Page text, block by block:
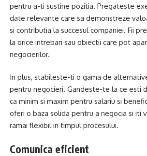
pentru a-ti sustine pozitia. Pregateste
date relevante care sa demonstreze
si contributia la succesul companiei. Fii
la orice intrebari sau obiectii care pot
negocierilor.
In plus, stabileste-ti o gama de
pentru negocieri. Gandeste-te la ce esti
ca minim si maxim pentru salariu si
oferi o baza solida pentru a negocia si iti
ramai flexibil in timpul procesului.
Comunica eficient